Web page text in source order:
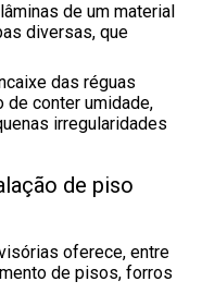
de um material
diversas, que
das réguas
de conter umidade,
irregularidades
de piso
oferece, entre
de pisos, forros